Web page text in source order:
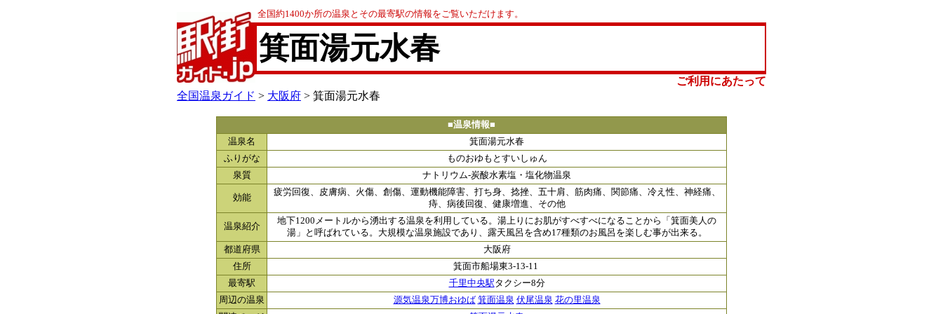
全国約1400か所の温泉とその最寄駅の情報をご覧いただけます。
箕面湯元水春
ご利用にあたって
全国温泉ガイド > 大阪府 > 箕面湯元水春
■温泉情報■
温泉名
箕面湯元水春
ふりがな
ものおゆもとすいしゅん
泉質
ナトリウム-炭酸水素塩・塩化物温泉
効能
疲労回復、皮膚病、火傷、創傷、運動機能障害、打ち身、捻挫、五十肩、筋肉痛、関節痛、冷え性、神経痛、
痔、病後回復、健康増進、その他
温泉紹介
地下1200メートルから湧出する温泉を利用している。湯上りにお肌がすべすべになることから「箕面美人の
湯」と呼ばれている。大規模な温泉施設であり、露天風呂を含め17種類のお風呂を楽しむ事が出来る。
都道府県
大阪府
住所
箕面市船場東3-13-11
最寄駅
千里中央駅タクシー8分
周辺の温泉
源気温泉万博おゆば 箕面温泉 伏尾温泉 花の里温泉